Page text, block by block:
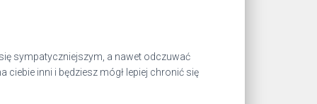
sympatyczniejszym, a nawet odczuwać
inni i będziesz mógł lepiej chronić się